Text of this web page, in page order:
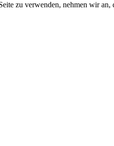
zu verwenden, nehmen wir an,